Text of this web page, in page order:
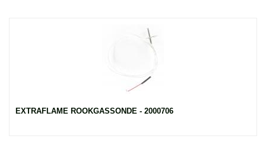
EXTRAFLAME ROOKGASSONDE - 2000706